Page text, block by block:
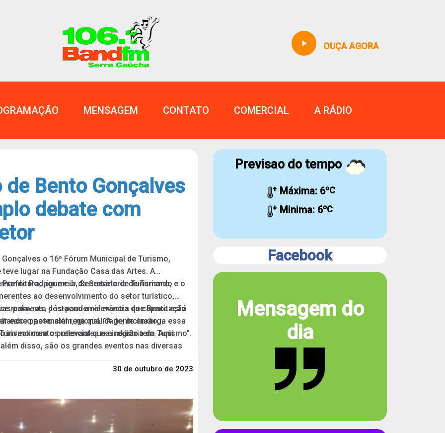
play_arrow OUÇA AGORA
MENSAGEM CONTATO COMERCIAL A RÁDIO
de Bento Gonçalves
debate com
o 16º Fórum Municipal de Turismo,
lugar na Fundação Casa das Artes. A
por meio da Secretaria de Turismo, e o
Rodriguez Jr, Secretário de Turismo do
ao desenvolvimento do setor turístico,
palavras, destacou a relevância da capacitação
o potencial regional. “A gente enxerga essa
com o potencial que a região tem. Aqui
disso, são os grandes eventos nas diversas
dessa tradição italiana, enologia, gastronomia e
fator atrativo para crescer mais e por isso hoje
momento pós-pandemia mostra que Bento está
esse passo além, na qualidade, inclusão,
investimentos relevantes na indústria do Turismo”.
30 de outubro de 2023
Previsao do tempo
Máxima: 6ºC
Minima: 6ºC
Facebook
Mensagem do
dia